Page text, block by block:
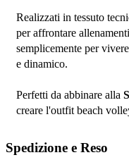
Realizzati in tessuto
per affrontare
semplicemente per
e dinamico.
Perfetti da abbinare alla
creare l'outfit beach
Spedizione e Reso